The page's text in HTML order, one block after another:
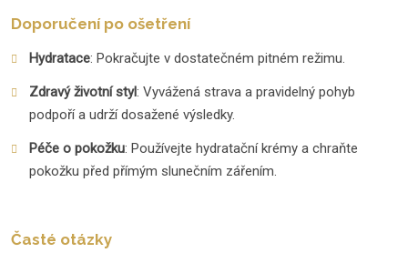
Doporučení po ošetření
Hydratace: Pokračujte v dostatečném pitném režimu.
Zdravý životní styl: Vyvážená strava a pravidelný pohyb
podpoří a udrží dosažené výsledky.
Péče o pokožku: Používejte hydratační krémy a chraňte
pokožku před přímým slunečním zářením.
Časté otázky